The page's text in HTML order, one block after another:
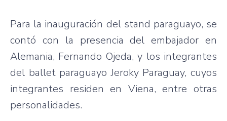
Para la inauguración del stand paraguayo, se
contó con la presencia del embajador en
Alemania, Fernando Ojeda, y los integrantes
del ballet paraguayo Jeroky Paraguay, cuyos
integrantes residen en Viena, entre otras
personalidades.